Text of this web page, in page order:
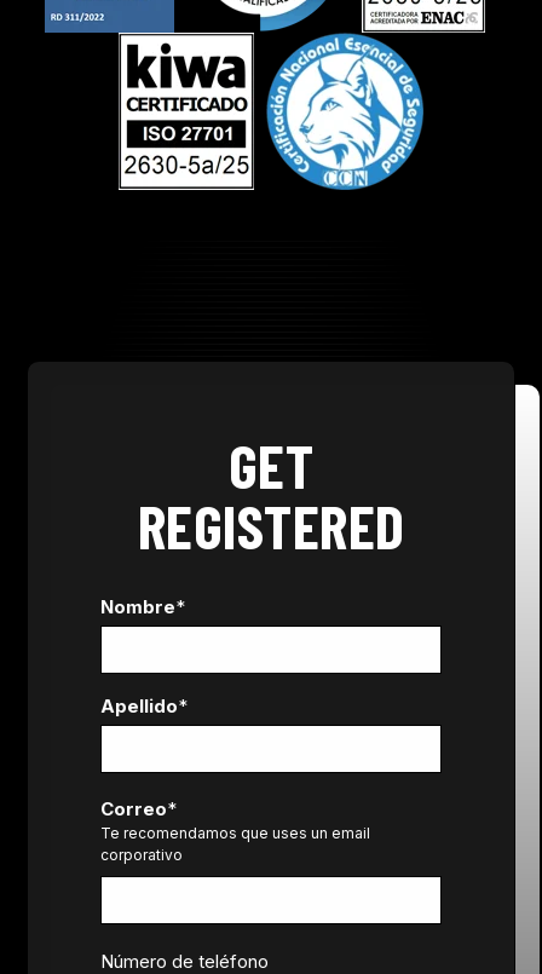
GET
REGISTERED
Nombre*
Apellido*
Correo*
Te recomendamos que uses un email
corporativo
Número de teléfono